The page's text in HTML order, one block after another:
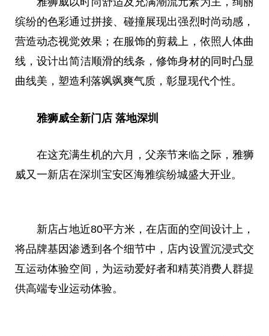
缤纷的色彩通过拼接、碰撞展现出强烈时尚动感，
营造动态视觉效果；在服饰的剪裁上，依照人体曲
线，设计出简洁顺滑的线条，修饰身材的同时凸显
曲线美，塑造利落飒飒爽气质，彰显现代个性。
雅狮威全新门店 落地深圳
在这充满生机的六月，父亲节来临之际，雅狮
威又一新店在深圳宝安区海雅缤纷城盛大开业。
新店占地近80平方米，在店面的空间设计上，
将品牌基因渗透到各个细节中，店内设置沉浸式交
互运动体验空间，为运动爱好者和精英消费人群提
供高端专业运动体验。